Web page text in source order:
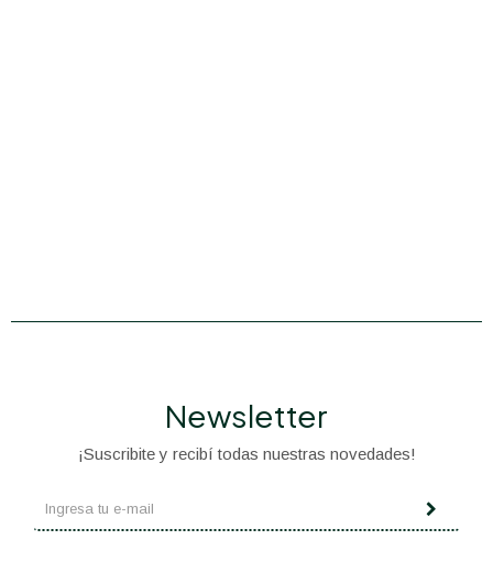
Newsletter
¡Suscribite y recibí todas nuestras novedades!